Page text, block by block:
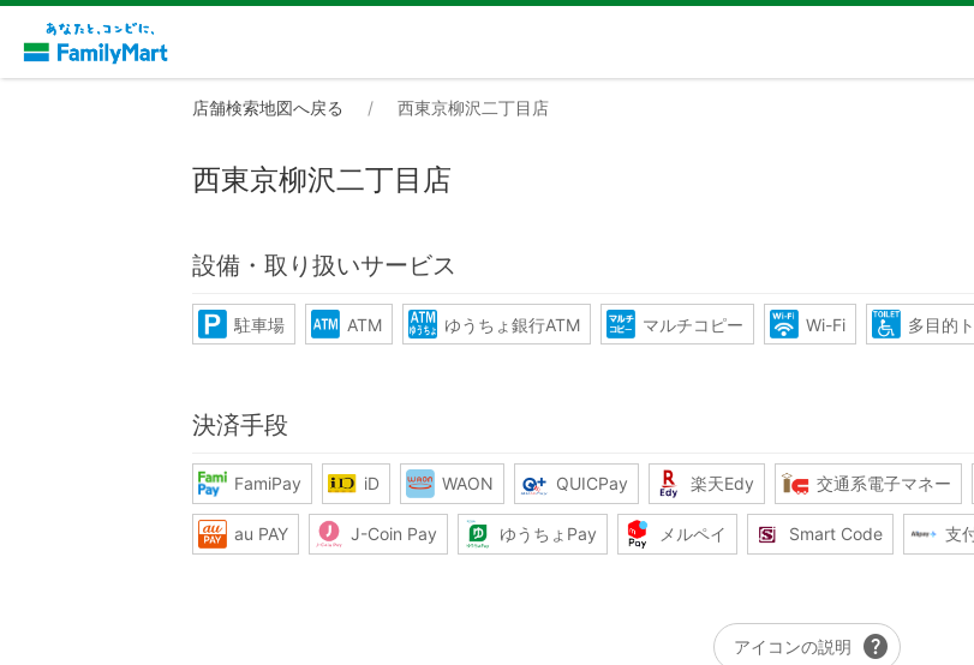
店舗検索地図へ戻る 西東京柳沢二丁目店
西東京柳沢二丁目店
設備・取り扱いサービス
駐車場 ATM ゆうちょ銀行ATM マルチコピー Wi-Fi 多目的
決済手段
FamiPay iD WAON QUICPay 楽天Edy 交通系電子マネー
au PAY J-Coin Pay ゆうちょPay メルペイ Smart Code 支
アイコンの説明 help